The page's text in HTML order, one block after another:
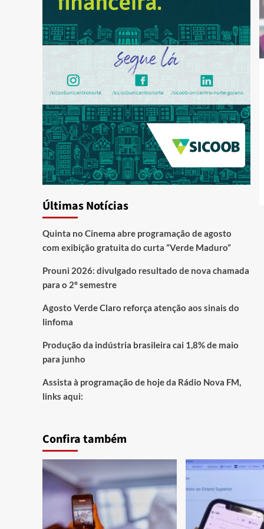
Últimas Notícias
Quinta no Cinema abre programação de agosto
com exibição gratuita do curta “Verde Maduro”
Prouni 2026: divulgado resultado de nova chamada
para o 2º semestre
Agosto Verde Claro reforça atenção aos sinais do
linfoma
Produção da indústria brasileira cai 1,8% de maio
para junho
Assista à programação de hoje da Rádio Nova FM,
links aqui:
Confira também